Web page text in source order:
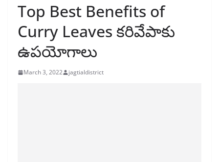
Top Best Benefits of
Curry Leaves కరివేపాకు
ఉపయోగాలు
March 3, 2022 jagtialdistrict